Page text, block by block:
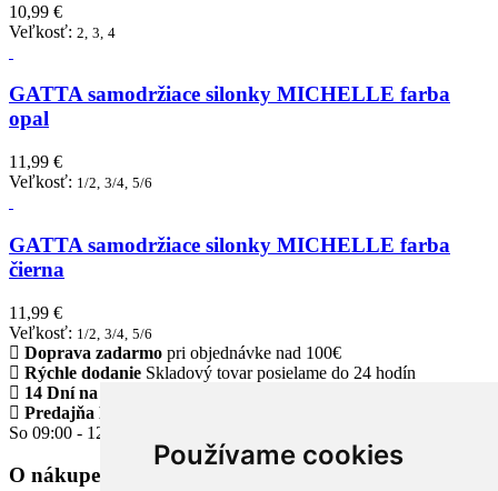
Používame cookies
10,99 €
Veľkosť: 2, 3, 4
GATTA samodržiace silonky MICHELLE farba
opal
11,99 €
Veľkosť: 1/2, 3/4, 5/6
GATTA samodržiace silonky MICHELLE farba
čierna
11,99 €
Veľkosť: 1/2, 3/4, 5/6
Doprava zadarmo pri objednávke nad 100€
Rýchle dodanie Skladový tovar posielame do 24 hodín
14 Dní na vrátenie tovaru
Predajňa Klinec Námestovo
So 09:00 - 12:00
O nákupe